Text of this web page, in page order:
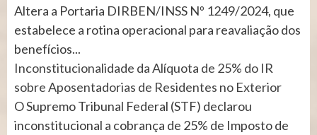
Altera a Portaria DIRBEN/INSS Nº 1249/2024, que
estabelece a rotina operacional para reavaliação dos
benefícios...
Inconstitucionalidade da Alíquota de 25% do IR
sobre Aposentadorias de Residentes no Exterior
O Supremo Tribunal Federal (STF) declarou
inconstitucional a cobrança de 25% de Imposto de